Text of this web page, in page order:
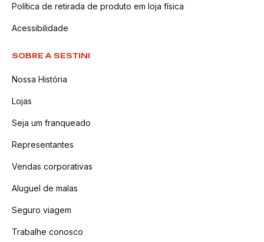
Política de retirada de produto em loja física
Acessibilidade
SOBRE A SESTINI
Nossa História
Lojas
Seja um franqueado
Representantes
Vendas corporativas
Aluguel de malas
Seguro viagem
Trabalhe conosco